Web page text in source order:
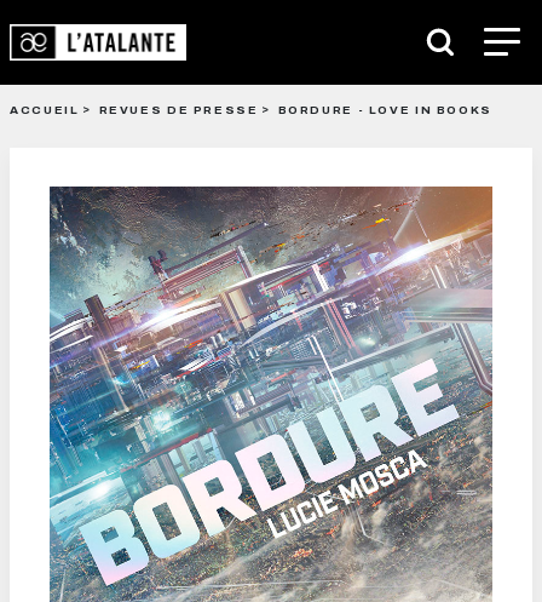
ACCUEIL REVUES DE PRESSE BORDURE - LOVE IN BOOKS